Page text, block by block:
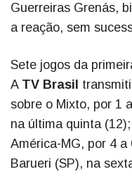
Guerreiras Grenás,
a reação, sem
Sete jogos da
A TV Brasil
sobre o Mixto, por 1
na última quinta
América-MG, por 4
Barueri (SP), na